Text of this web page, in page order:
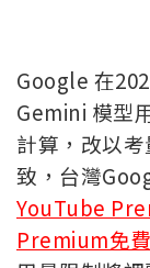
Google 在
Gemini 模型
計算，改以
致，台灣
YouTube
Premium免